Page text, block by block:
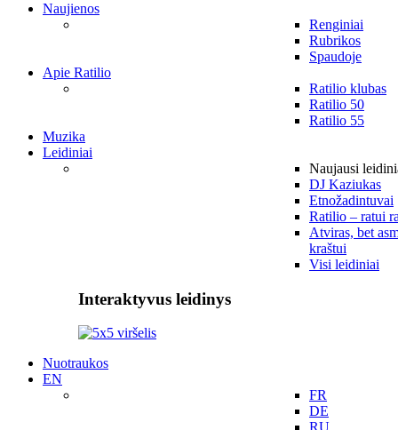
Naujienos
Renginiai
Rubrikos
Spaudoje
Apie Ratilio
Ratilio klubas
Ratilio 50
Ratilio 55
Muzika
Leidiniai
Naujausi
DJ Kaziukas
Etnožadintuvai
Ratilio – ratui
Atviras, bet
kraštui
Visi leidiniai
Interaktyvus leidinys
Nuotraukos
EN
FR
DE